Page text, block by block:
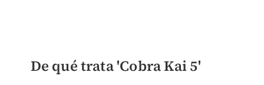
De qué trata 'Cobra Kai 5'